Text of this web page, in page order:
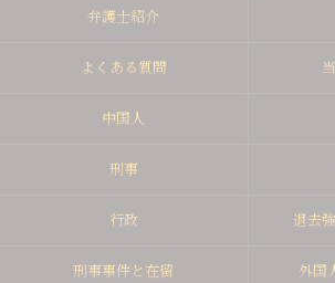
弁護士紹介
よくある質問
中国人
刑事
行政 退去
刑事事件と在留 外国